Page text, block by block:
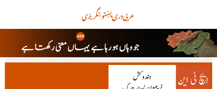
انگریزیپښتودریعربی